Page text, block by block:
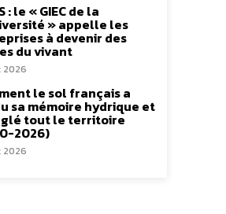
: le « GIEC de la
» appelle les
à devenir des
du vivant
2026
le sol français a
sa mémoire hydrique et
tout le territoire
2026)
2026